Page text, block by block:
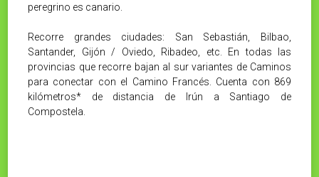
peregrino es canario.
Recorre grandes ciudades: San Sebastián, Bilbao,
Santander, Gijón / Oviedo, Ribadeo, etc. En todas las
provincias que recorre bajan al sur variantes de Caminos
para conectar con el Camino Francés. Cuenta con 869
kilómetros* de distancia de Irún a Santiago de
Compostela.